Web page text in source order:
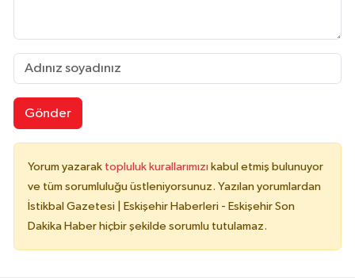
Gönder
Yorum yazarak topluluk kurallarımızı kabul etmiş bulunuyor
ve tüm sorumluluğu üstleniyorsunuz. Yazılan yorumlardan
İstikbal Gazetesi | Eskişehir Haberleri - Eskişehir Son
Dakika Haber hiçbir şekilde sorumlu tutulamaz.